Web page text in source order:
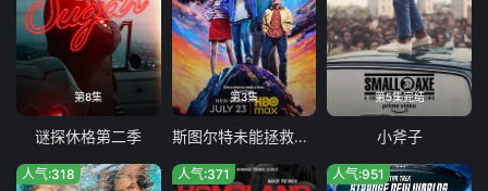
第8集
谜探休格第二季
第3集
斯图尔特未能拯救宇宙
第5集完结
小斧子
人气:318 人气:371 人气:951